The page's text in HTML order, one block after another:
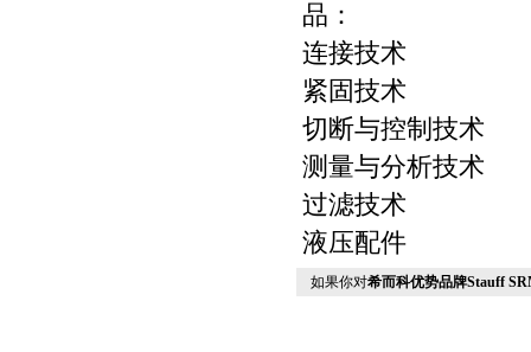
品：
连接技术
紧固技术
切断与控制技术
测量与分析技术
过滤技术
液压配件
如果你对希而科优势品牌Stauff